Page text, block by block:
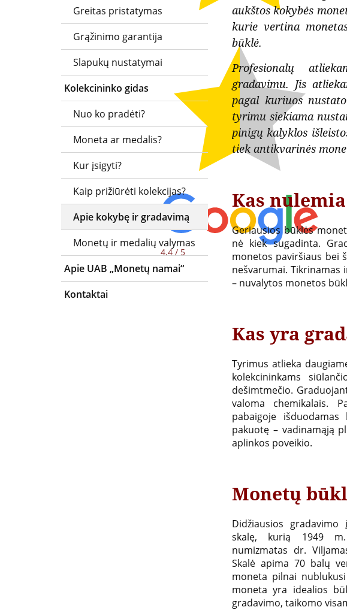
kalyklų
atstovė
oficiali
kolekcinių
medalių
platintoja
Lietuvoje
4.4 / 5
Greitas pristatymas
Grąžinimo garantija
Slapukų nustatymai
Kolekcininko gidas
Nuo ko pradėti?
Moneta ar medalis?
Kur įsigyti?
Kaip prižiūrėti kolekcijas?
Apie kokybę ir gradavimą
Monetų ir medalių valymas
Apie UAB „Monetų namai“
Kontaktai
aukštos kokybės
kurie vertina
būklė.
Profesionalų
gradavimu. Jis
pagal kuriuos
tyrimu siekiama
pinigų kalyklos
tiek antikvarinės
Kas
Geriausios būklės
nė kiek sugadinta.
monetos paviršiaus bei
nešvarumai. Tikrinamas
– nuvalytos monetos
Kas yra
Tyrimus atlieka
kolekcininkams
dešimtmečio.
valoma chemikalais.
pabaigoje
pakuotę – vadinamąją
aplinkos poveikio.
Monetų
Didžiausios
skalę, kurią 1949
numizmatas dr.
Skalė apima 70 balų
moneta pilnai
moneta yra idealios
gradavimo, taikomo
platintoja
Lietuvoje